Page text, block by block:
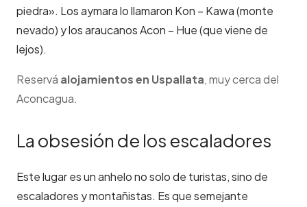
piedra». Los aymara lo llamaron Kon – Kawa (monte
nevado) y los araucanos Acon – Hue (que viene de
lejos).
Reservá alojamientos en Uspallata, muy cerca del
Aconcagua.
La obsesión de los escaladores
Este lugar es un anhelo no solo de turistas, sino de
escaladores y montañistas. Es que semejante